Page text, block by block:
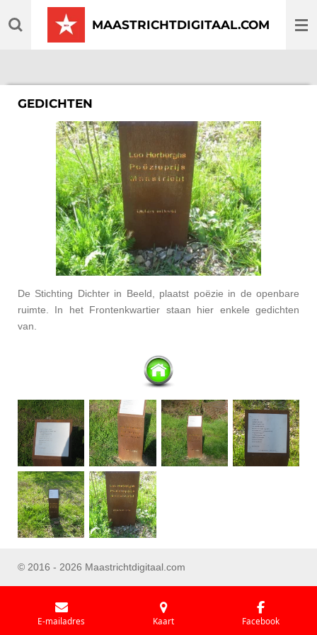
direct
MAASTRICHTDIGITAAL.COM
GEDICHTEN
De Stichting Dichter in Beeld, plaatst poëzie in de openbare
ruimte. In het Frontenkwartier staan hier enkele gedichten
van.
© 2016 - 2026 Maastrichtdigitaal.com
E-mailadres Kaart Facebook